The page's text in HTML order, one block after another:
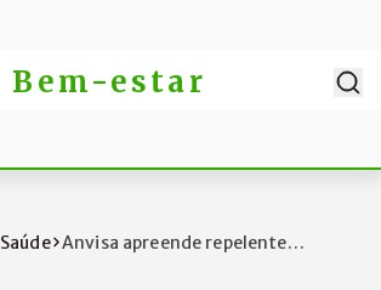
Bem-estar
Saúde Anvisa apreende repelente